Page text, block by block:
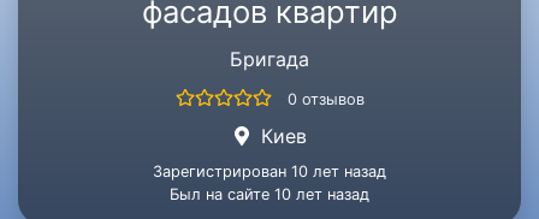
фасадов квартир
Бригада
0 отзывов
Киев
Зарегистрирован 10 лет назад
Был на сайте 10 лет назад